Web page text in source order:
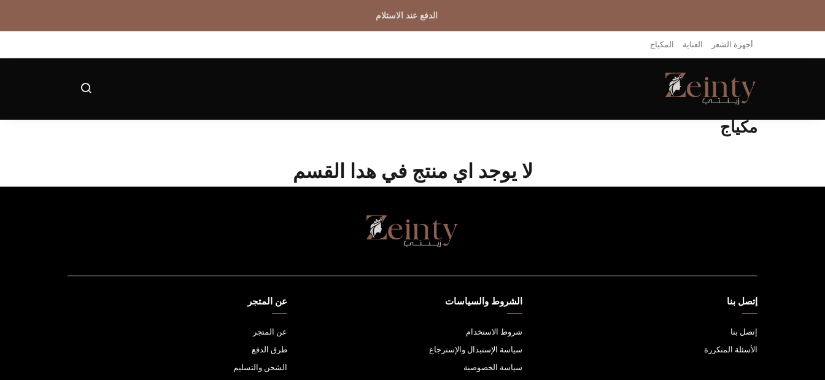
الدفع عند الاستلام
أجهزة الشعر العناية المكياج
مكياج
لا يوجد اي منتج في هدا القسم
إتصل بنا
إتصل بنا
الأسئلة المتكررة
الشروط والسياسات
شروط الاستخدام
سياسة الإستبدال والإسترجاع
سياسة الخصوصية
عن المتجر
عن المتجر
طرق الدفع
الشحن والتسليم